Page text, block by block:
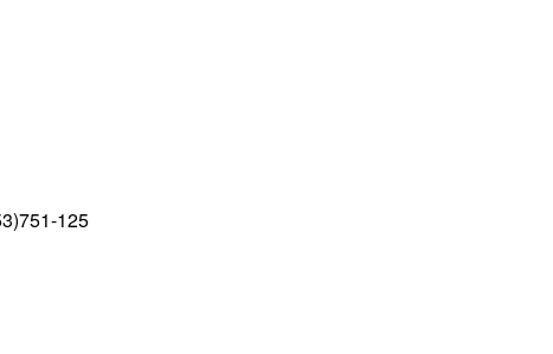
751-125